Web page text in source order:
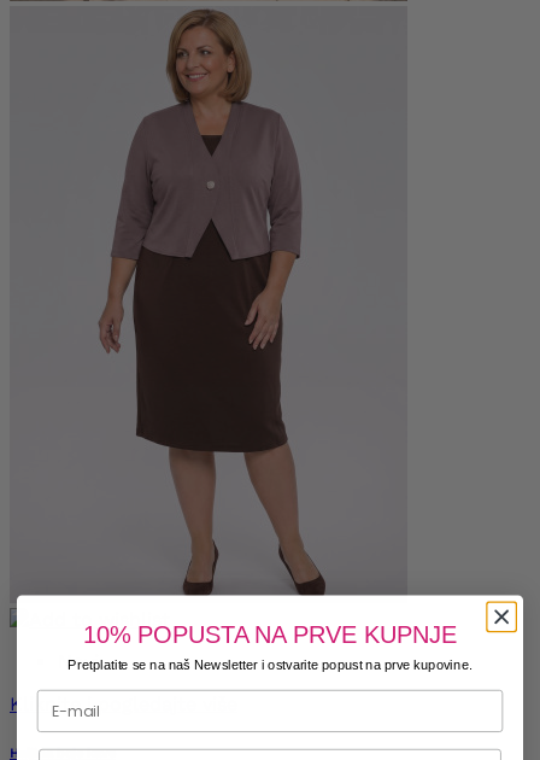
Novi
Kliknite i pogledajte više
Haljina boje kave
10% POPUSTA NA PRVE KUPNJE
Pretplatite se na naš Newsletter i ostvarite popust na prve kupovine.